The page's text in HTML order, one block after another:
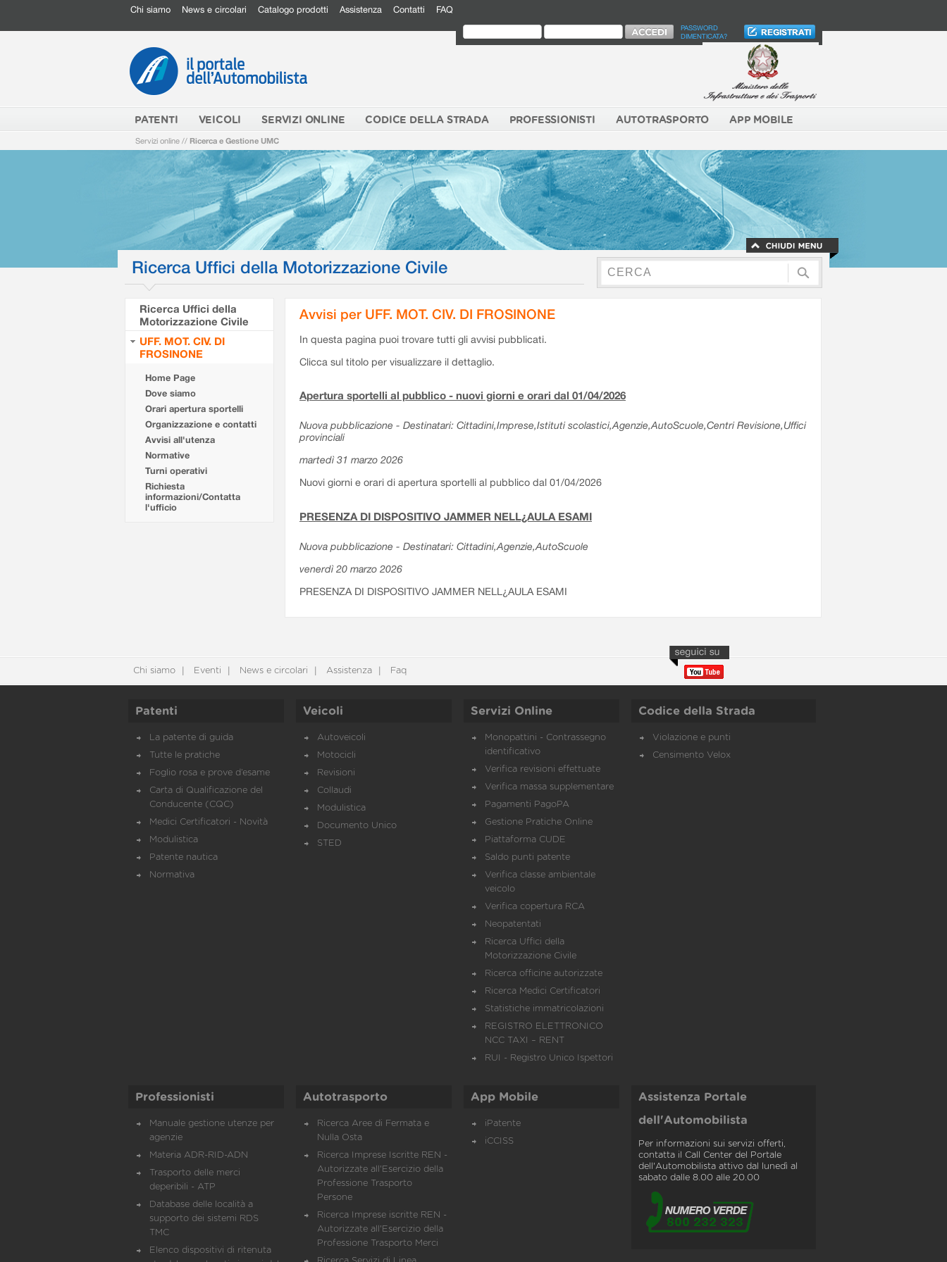
Chi siamo News e circolari Catalogo prodotti Assistenza Contatti FAQ
PASSWORD
DIMENTICATA?
PATENTI VEICOLI SERVIZI ONLINE CODICE DELLA STRADA PROFESSIONISTI AUTOTRASPORTO APP MOBILE
Servizi online // Ricerca e Gestione UMC
Ricerca Uffici della Motorizzazione Civile
Ricerca Uffici della
Motorizzazione Civile
UFF. MOT. CIV. DI
FROSINONE
Home Page
Dove siamo
Orari apertura sportelli
Organizzazione e contatti
Avvisi all'utenza
Normative
Turni operativi
Richiesta
informazioni/Contatta
l'ufficio
Avvisi per UFF. MOT. CIV. DI FROSINONE
In questa pagina puoi trovare tutti gli avvisi pubblicati.
Clicca sul titolo per visualizzare il dettaglio.
Apertura sportelli al pubblico - nuovi giorni e orari dal 01/04/2026
Nuova pubblicazione - Destinatari: Cittadini,Imprese,Istituti scolastici,Agenzie,AutoScuole,Centri Revisione,Uffici
provinciali
martedì 31 marzo 2026
Nuovi giorni e orari di apertura sportelli al pubblico dal 01/04/2026
PRESENZA DI DISPOSITIVO JAMMER NELL¿AULA ESAMI
Nuova pubblicazione - Destinatari: Cittadini,Agenzie,AutoScuole
venerdì 20 marzo 2026
PRESENZA DI DISPOSITIVO JAMMER NELL¿AULA ESAMI
Chi siamo Eventi News e circolari Assistenza Faq
Patenti
La patente di guida
Tutte le pratiche
Foglio rosa e prove d’esame
Carta di Qualificazione del
Conducente (CQC)
Medici Certificatori - Novità
Modulistica
Patente nautica
Normativa
Veicoli
Autoveicoli
Motocicli
Revisioni
Collaudi
Modulistica
Documento Unico
STED
Servizi Online
Monopattini - Contrassegno
identificativo
Verifica revisioni effettuate
Verifica massa supplementare
Pagamenti PagoPA
Gestione Pratiche Online
Piattaforma CUDE
Saldo punti patente
Verifica classe ambientale
veicolo
Verifica copertura RCA
Neopatentati
Ricerca Uffici della
Motorizzazione Civile
Ricerca officine autorizzate
Ricerca Medici Certificatori
Statistiche immatricolazioni
REGISTRO ELETTRONICO
NCC TAXI – RENT
RUI - Registro Unico Ispettori
Codice della Strada
Violazione e punti
Censimento Velox
Professionisti
Manuale gestione utenze per
agenzie
Materia ADR-RID-ADN
Trasporto delle merci
deperibili - ATP
Database delle località a
supporto dei sistemi RDS
TMC
Elenco dispositivi di ritenuta
Autotrasporto
Ricerca Aree di Fermata e
Nulla Osta
Ricerca Imprese Iscritte REN -
Autorizzate all'Esercizio della
Professione Trasporto
Persone
Ricerca Imprese iscritte REN -
Autorizzate all'Esercizio della
Professione Trasporto Merci
App Mobile
iPatente
iCCISS
Assistenza Portale
dell'Automobilista
Per informazioni sui servizi offerti,
contatta il Call Center del Portale
dell'Automobilista attivo dal lunedì al
sabato dalle 8.00 alle 20.00